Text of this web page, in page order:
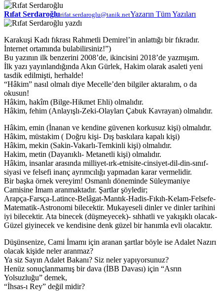
Rıfat Serdaroğlurifat.serdaroglu@tanik.netYazarın Tüm Yazıları
Karakuşi Kadı fıkrası Rahmetli Demirel’in anlattığı bir fıkradır.
İnternet ortamında bulabilirsiniz!”)
Bu yazının ilk benzerini 2008’de, ikincisini 2018’de yazmışım.
İlk yazı yayınlandığında Akın Gürlek, Hakim olarak asaleti yeni
tasdik edilmişti, herhalde!
“Hâkim” nasıl olmalı diye Mecelle’den bilgiler aktaralım, o da
okusun!
Hâkim, hakîm (Bilge-Hikmet Ehli) olmalıdır.
Hâkim, fehim (Anlayışlı-Zeki-Olayları Çabuk Kavrayan) olmalıdır.
Hâkim, emin (İnanan ve kendine güvenen korkusuz kişi) olmalıdır.
Hâkim, müstakim ( Doğru kişi- Dış baskılara kapalı kişi)
Hâkim, mekin (Sakin-Vakarlı-Temkinli kişi) olmalıdır.
Hakim, metin (Dayanıklı- Metanetli kişi) olmalıdır.
Hâkim, insanlar arasında milliyet-ırk-etnisite-cinsiyet-dil-din-sınıf-
siyasi ve felsefi inanç ayrımcılığı yapmadan karar vermelidir.
Bir başka örnek vereyim! Osmanlı döneminde Süleymaniye
Camisine İmam aranmaktadır. Şartlar şöyledir;
Arapça-Farsça-Latince-Belâgat-Mantık-Hadis-Fıkıh-Kelam-Felsefe-
Matematik-Astronomi bilecektir. Mukayeseli dinler ve dinler tarihini
iyi bilecektir. Ata binecek (düşmeyecek)- sıhhatli ve yakışıklı olacak-
Güzel giyinecek ve kendisine denk güzel bir hanımla evli olacaktır.
Düşünsenize, Cami İmamı için aranan şartlar böyle ise Adalet Nazırı
olacak kişide neler aranmaz?
Ya siz Sayın Adalet Bakanı? Siz neler yapıyorsunuz?
Henüz sonuçlanmamış bir dava (İBB Davası) için “Asrın
Yolsuzluğu” demek,
“İhsas-ı Rey” değil midir?